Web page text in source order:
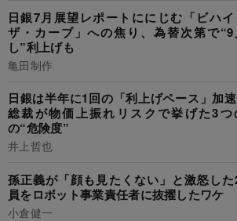
日銀7月展望レポートににじむ「ビハイ
ザ・カーブ」への焦り、為替次第で
し”利上げも
亀田制作
日銀は半年に1回の「利上げペース」加
総裁が物価上振れリスクで挙げた3つ
の“危険度”
井上哲也
孫正義が「顔も見たくない」と激怒し
員をロボット事業責任者に抜擢したワケ
小倉健一